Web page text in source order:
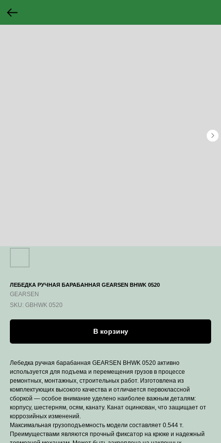
ЛЕБЕДКА РУЧНАЯ БАРАБАННАЯ GEARSEN BHWK 0520
GEARSEN
SKU: GBHWK 0520
В корзину
Лебедка ручная барабанная GEARSEN BHWK 0520 активно
используется для подъема и перемещения грузов в процессе
ремонтных, монтажных, строительных работ. Изготовлена из
комплектующих высокого качества и отличается первоклассной
сборкой — особое внимание уделено наиболее важным деталям:
корпусу, шестерням, осям, канату. Канат оцинкован, что защищает от
коррозийных изменений.
Максимальная грузоподъемность модели составляет 0.544 т.
Преимуществами являются прочный фиксатор на крюке и надежный